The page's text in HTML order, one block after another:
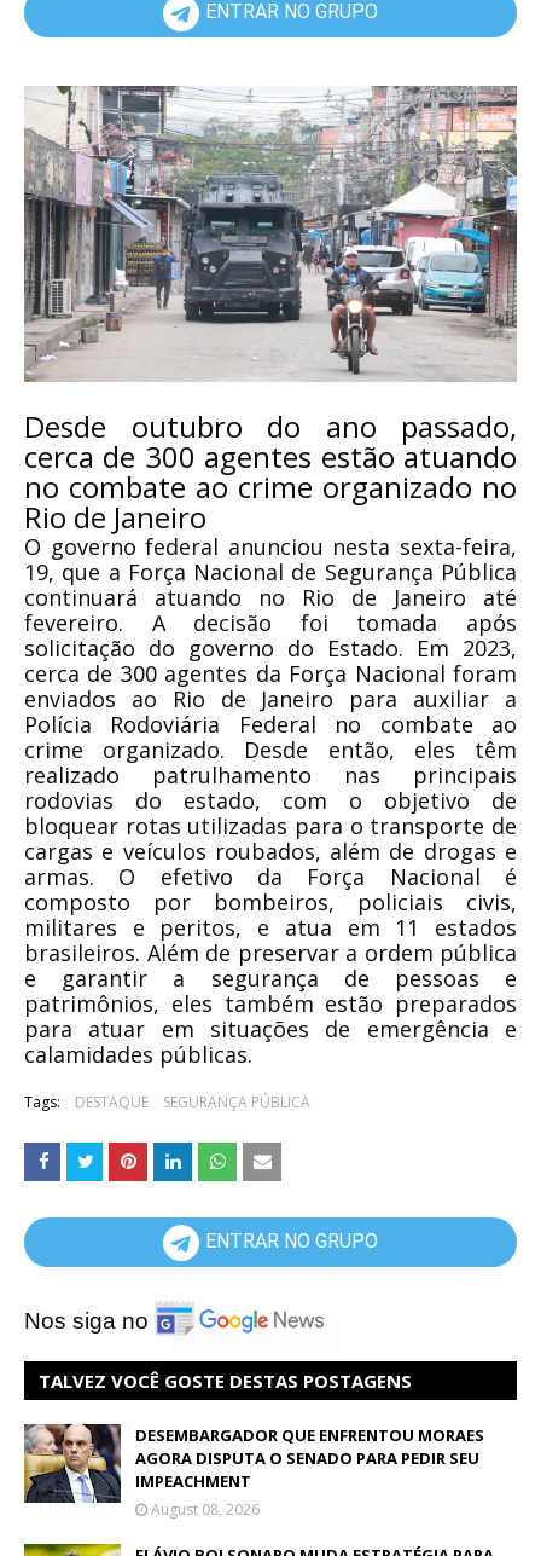
ENTRAR NO GRUPO
Desde outubro do ano passado,
cerca de 300 agentes estão atuando
no combate ao crime organizado no
Rio de Janeiro
O governo federal anunciou nesta sexta-feira,
19, que a Força Nacional de Segurança Pública
continuará atuando no Rio de Janeiro até
fevereiro. A decisão foi tomada após
solicitação do governo do Estado. Em 2023,
cerca de 300 agentes da Força Nacional foram
enviados ao Rio de Janeiro para auxiliar a
Polícia Rodoviária Federal no combate ao
crime organizado. Desde então, eles têm
realizado patrulhamento nas principais
rodovias do estado, com o objetivo de
bloquear rotas utilizadas para o transporte de
cargas e veículos roubados, além de drogas e
armas. O efetivo da Força Nacional é
composto por bombeiros, policiais civis,
militares e peritos, e atua em 11 estados
brasileiros. Além de preservar a ordem pública
e garantir a segurança de pessoas e
patrimônios, eles também estão preparados
para atuar em situações de emergência e
calamidades públicas.
Tags: DESTAQUE SEGURANÇA PÚBLICA
ENTRAR NO GRUPO
Nos siga no
TALVEZ VOCÊ GOSTE DESTAS POSTAGENS
DESEMBARGADOR QUE ENFRENTOU MORAES
AGORA DISPUTA O SENADO PARA PEDIR SEU
IMPEACHMENT
August 08, 2026